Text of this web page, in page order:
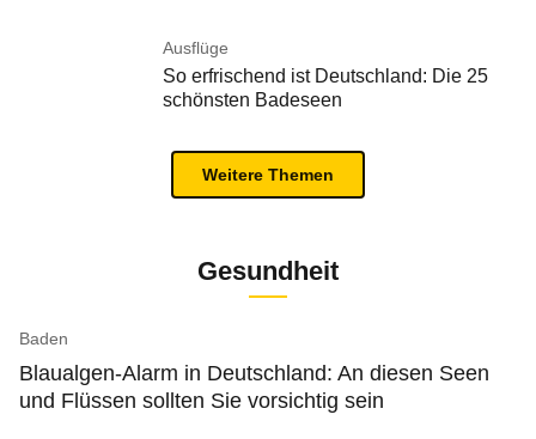
Ausflüge
So erfrischend ist Deutschland: Die 25
schönsten Badeseen
Weitere Themen
Gesundheit
Baden
Blaualgen-Alarm in Deutschland: An diesen Seen
und Flüssen sollten Sie vorsichtig sein